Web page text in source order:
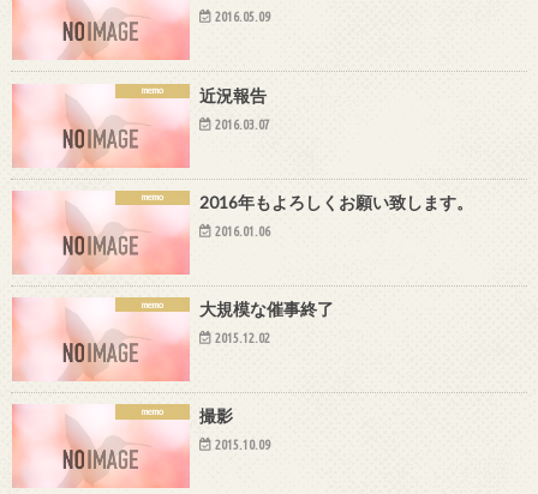
2016.05.09
memo 近況報告
2016.03.07
memo 2016年もよろしくお願い致します。
2016.01.06
memo 大規模な催事終了
2015.12.02
memo 撮影
2015.10.09